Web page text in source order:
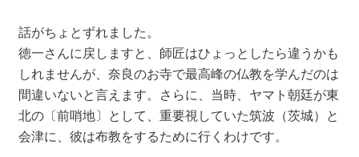
話がちょとずれました。
徳一さんに戻しますと、師匠はひょっとしたら違うかも
しれませんが、奈良のお寺で最高峰の仏教を学んだのは
間違いないと言えます。さらに、当時、ヤマト朝廷が東
北の〔前哨地〕として、重要視していた筑波（茨城）と
会津に、彼は布教をするために行くわけです。